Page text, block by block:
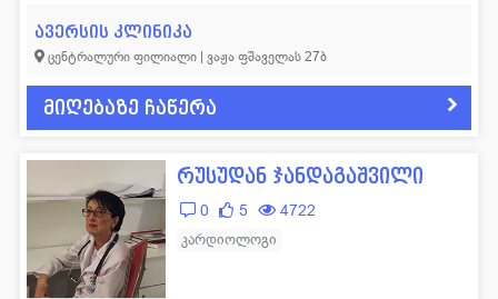
ავერსის კლინიკა
ცენტრალური ფილიალი | ვაჟა ფშაველას 27ბ
მიღებაზე ჩაწერა
რუსუდან ჯანდაგაშვილი
0 5 4722
კარდიოლოგი